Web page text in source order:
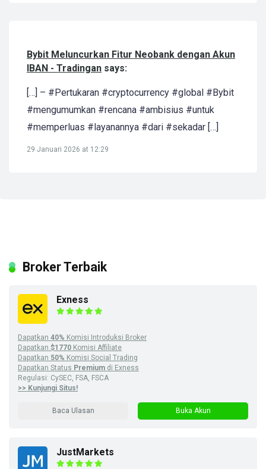
Bybit Meluncurkan Fitur Neobank dengan Akun
IBAN - Tradingan says:
[…] – #Pertukaran #cryptocurrency #global #Bybit
#mengumumkan #rencana #ambisius #untuk
#memperluas #layanannya #dari #sekadar […]
29 Januari 2026 at 12:29
Broker Terbaik
Exness
Dapatkan 40% Komisi Introduksi Broker
Dapatkan $1770 Komisi Affiliate
Dapatkan 50% Komisi Social Trading
Dapatkan Status Premium di Exness
Regulasi: CySEC, FSA, FSCA
>> Kunjungi Situs!
Baca Ulasan Buka Akun
JustMarkets